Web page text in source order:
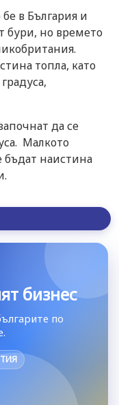
в България и
бури, но времето
топла, като
да се
Малкото
наистина
бизнес
по